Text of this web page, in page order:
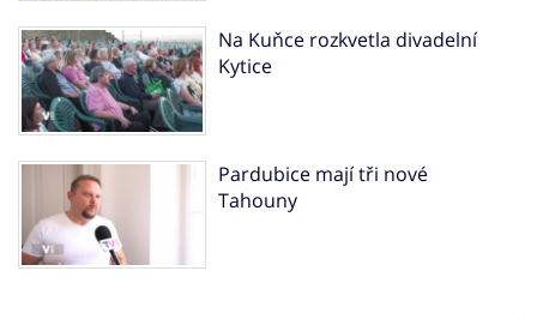
Na Kuňce rozkvetla divadelní
Kytice
Pardubice mají tři nové
Tahouny